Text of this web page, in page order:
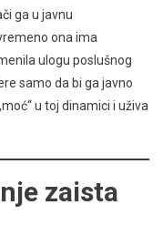
ga u javnu
ona ima
ulogu poslušnog
samo da bi ga javno
u toj dinamici i uživa
zaista